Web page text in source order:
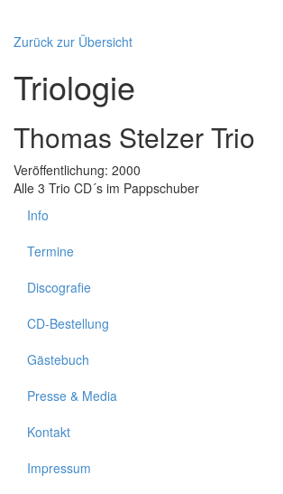
Zurück zur Übersicht
Triologie
Thomas Stelzer Trio
Veröffentlichung: 2000
Alle 3 Trio CD´s im Pappschuber
Info
Termine
Discografie
CD-Bestellung
Gästebuch
Presse & Media
Kontakt
Impressum